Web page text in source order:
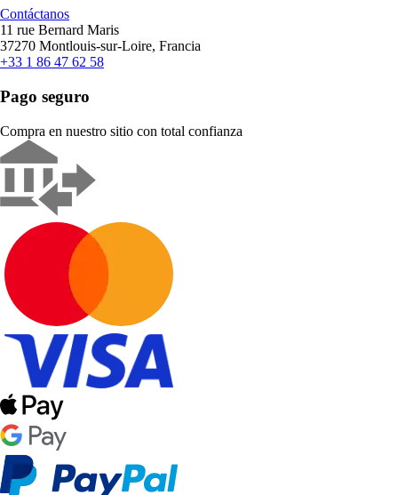
Contáctanos
11 rue Bernard Maris
37270 Montlouis-sur-Loire, Francia
+33 1 86 47 62 58
Pago seguro
Compra en nuestro sitio con total confianza